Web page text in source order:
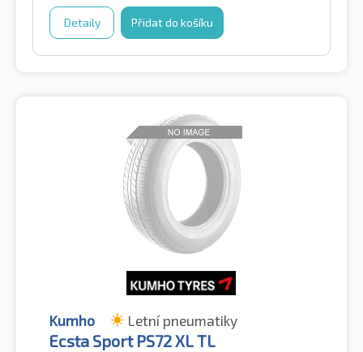
Detaily Přidat do košíku
Kumho Letní pneumatiky
Ecsta Sport PS72 XL TL